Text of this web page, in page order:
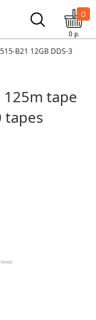
0
0р.
B21 12GB DDS-3
125m tape
tapes